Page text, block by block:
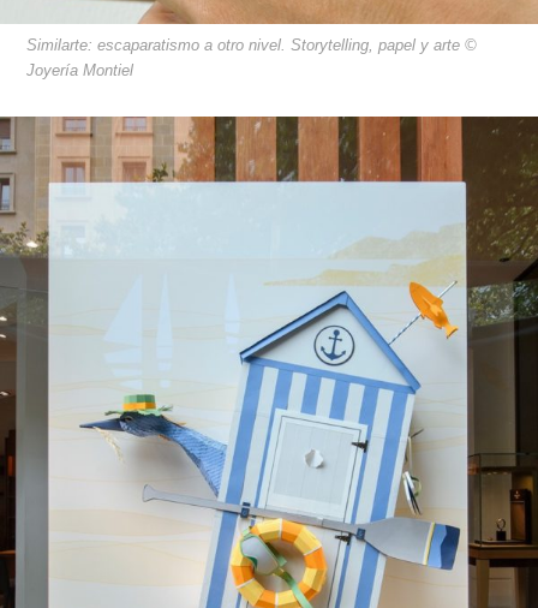
Similarte: escaparatismo a otro nivel. Storytelling, papel y arte ©
Joyería Montiel